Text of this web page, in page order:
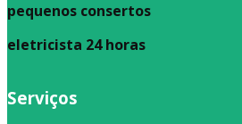
pequenos consertos
eletricista 24 horas
Serviços